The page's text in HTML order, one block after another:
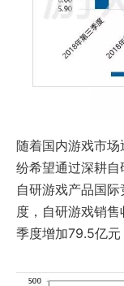
随着国内游戏市
纷希望通过深耕自
自研游戏产品国
度，自研游戏销
季度增加79.5亿元